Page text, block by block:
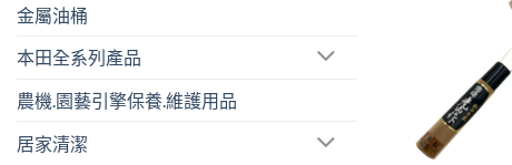
金屬油桶
本田全系列產品
農機.園藝引擎保養.維護用品
居家清潔